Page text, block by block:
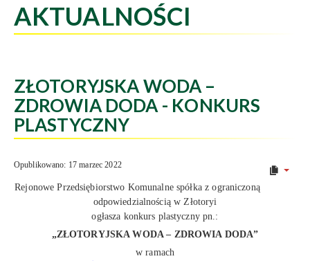
AKTUALNOŚCI
ZŁOTORYJSKA WODA –
ZDROWIA DODA - KONKURS
PLASTYCZNY
Opublikowano: 17 marzec 2022
Rejonowe Przedsiębiorstwo Komunalne spółka z ograniczoną
odpowiedzialnością w Złotoryi
ogłasza konkurs plastyczny pn.:
„ZŁOTORYJSKA WODA – ZDROWIA DODA”
w ramach